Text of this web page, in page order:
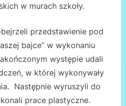
w murach szkoły.
przedstawienie pod
bajce” w wykonaniu
występie udali
w której wykonywały
Następnie wyruszyli do
prace plastyczne.